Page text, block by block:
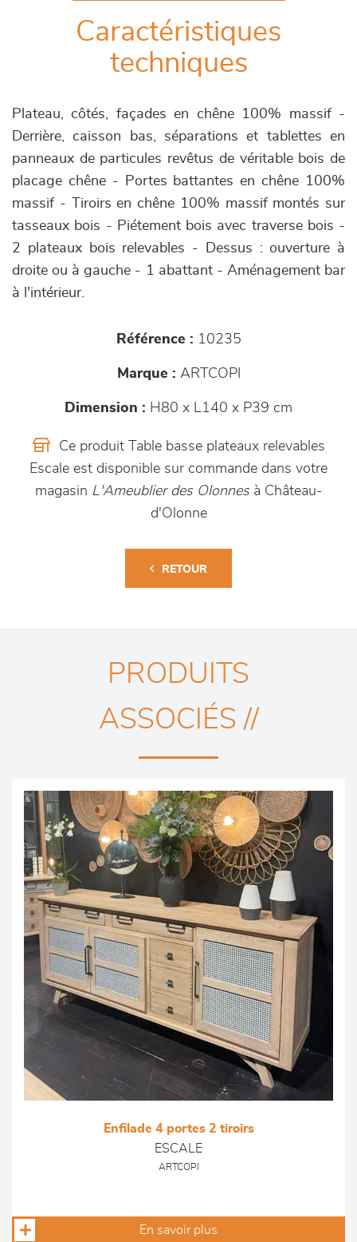
Caractéristiques
techniques
Plateau, côtés, façades en chêne 100% massif -
Derrière, caisson bas, séparations et tablettes en
panneaux de particules revêtus de véritable bois de
placage chêne - Portes battantes en chêne 100%
massif - Tiroirs en chêne 100% massif montés sur
tasseaux bois - Piétement bois avec traverse bois -
2 plateaux bois relevables - Dessus : ouverture à
droite ou à gauche - 1 abattant - Aménagement bar
à l'intérieur.
Référence : 10235
Marque : ARTCOPI
Dimension : H80 x L140 x P39 cm
Ce produit Table basse plateaux relevables
Escale est disponible sur commande dans votre
magasin L'Ameublier des Olonnesà Château-
d'Olonne
RETOUR
PRODUITS
ASSOCIÉS //
Enfilade 4 portes 2 tiroirs
ESCALE
ARTCOPI
En savoir plus